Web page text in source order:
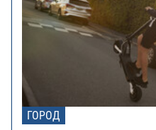
ГОРОД